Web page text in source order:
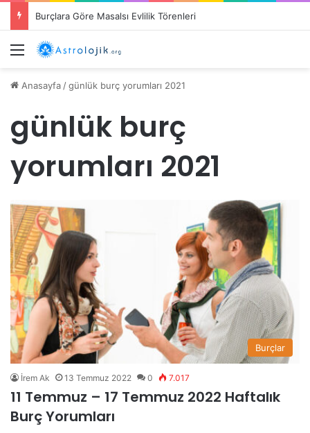
Burçlara Göre Masalsı Evlilik Törenleri
Menü
Anasayfa /günlük burç yorumları 2021
günlük burç
yorumları 2021
Burçlar
İrem Ak 13 Temmuz 2022 0 7.017
11 Temmuz – 17 Temmuz 2022 Haftalık
Burç Yorumları